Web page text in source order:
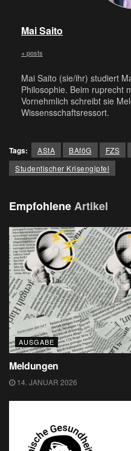
Mai Saito
+ posts
Mai Saito (sie/ihr) studiert
Philosophie. Beim ruprecht
Vornehmlich schreibt sie
Wissensschaftsressort.
Tags: AStA BAföG FZS
Studentischer Krisengipfel
EmpfohleneArtikel
AUSGABE
Meldungen
14. JANUAR 2026